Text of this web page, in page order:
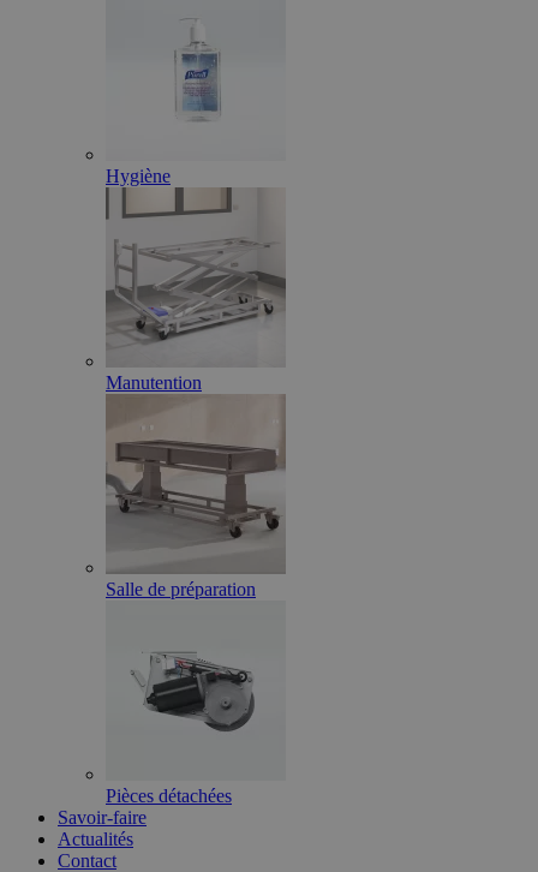
Hygiène
Manutention
Salle de préparation
Pièces détachées
Savoir-faire
Actualités
Contact